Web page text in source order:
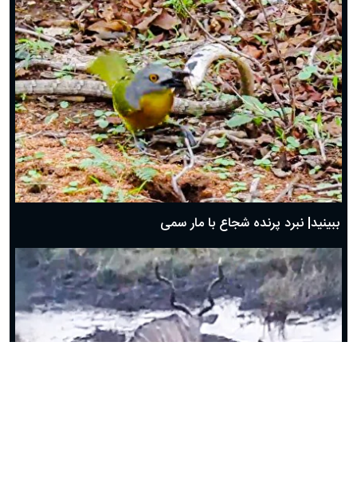
ببینید| نبرد پرنده شجاع با مار سمی